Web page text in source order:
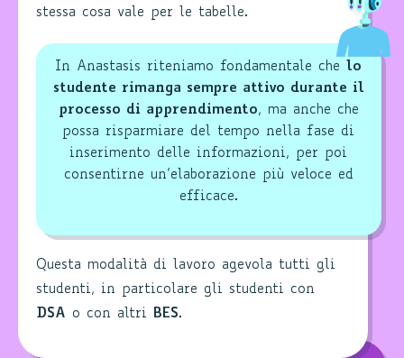
stessa cosa vale per le tabelle.
In Anastasis riteniamo fondamentale che
lo
studente rimanga sempre attivo durante il
processo di apprendimento, ma anche che
possa risparmiare del tempo nella fase di
inserimento delle informazioni, per poi
consentirne un’elaborazione più veloce ed
efficace.
Questa modalità di lavoro agevola tutti gli
studenti, in particolare gli studenti con
DSA o con altri BES.